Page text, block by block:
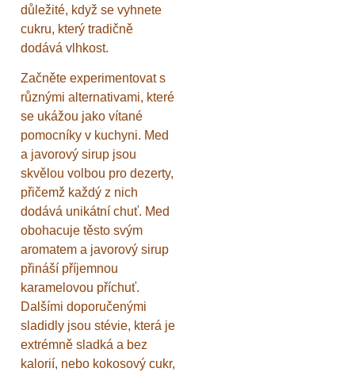
důležité, když se vyhnete
cukru, který tradičně
dodává vlhkost.
Začněte experimentovat s
různými alternativami, které
se ukážou jako vítané
pomocníky v kuchyni. Med
a javorový sirup jsou
skvělou volbou pro dezerty,
přičemž každý z nich
dodává unikátní chuť. Med
obohacuje těsto svým
aromatem a javorový sirup
přináší příjemnou
karamelovou příchuť.
Dalšími doporučenými
sladidly jsou stévie, která je
extrémně sladká a bez
kalorií, nebo kokosový cukr,